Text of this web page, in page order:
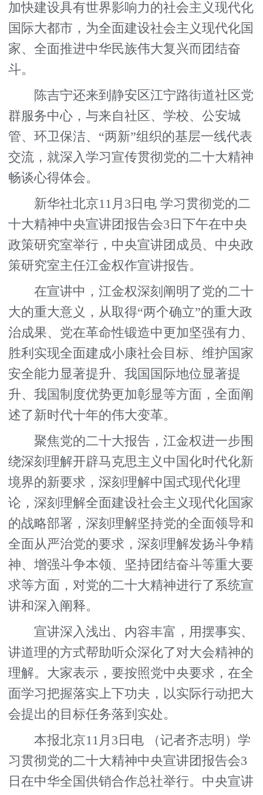
加快建设具有世界影响力的社会主义现代化
国际大都市，为全面建设社会主义现代化国
家、全面推进中华民族伟大复兴而团结奋
斗。
陈吉宁还来到静安区江宁路街道社区党
群服务中心，与来自社区、学校、公安城
管、环卫保洁、“两新”组织的基层一线代表
交流，就深入学习宣传贯彻党的二十大精神
畅谈心得体会。
新华社北京11月3日电 学习贯彻党的二
十大精神中央宣讲团报告会3日下午在中央
政策研究室举行，中央宣讲团成员、中央政
策研究室主任江金权作宣讲报告。
在宣讲中，江金权深刻阐明了党的二十
大的重大意义，从取得“两个确立”的重大政
治成果、党在革命性锻造中更加坚强有力、
胜利实现全面建成小康社会目标、维护国家
安全能力显著提升、我国国际地位显著提
升、我国制度优势更加彰显等方面，全面阐
述了新时代十年的伟大变革。
聚焦党的二十大报告，江金权进一步围
绕深刻理解开辟马克思主义中国化时代化新
境界的新要求，深刻理解中国式现代化理
论，深刻理解全面建设社会主义现代化国家
的战略部署，深刻理解坚持党的全面领导和
全面从严治党的要求，深刻理解发扬斗争精
神、增强斗争本领、坚持团结奋斗等重大要
求等方面，对党的二十大精神进行了系统宣
讲和深入阐释。
宣讲深入浅出、内容丰富，用摆事实、
讲道理的方式帮助听众深化了对大会精神的
理解。大家表示，要按照党中央要求，在全
面学习把握落实上下功夫，以实际行动把大
会提出的目标任务落到实处。
本报北京11月3日电 （记者齐志明）学
习贯彻党的二十大精神中央宣讲团报告会3
日在中华全国供销合作总社举行。中央宣讲